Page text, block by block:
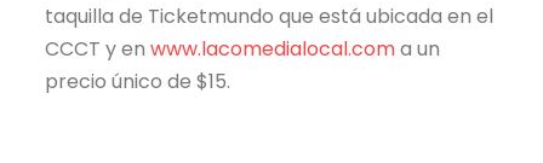
taquilla de Ticketmundo que está ubicada en el
CCCT y enwww.lacomedialocal.coma un
precio único de $15.